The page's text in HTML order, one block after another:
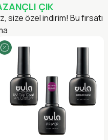
ÇIK
size özel indirim! Bu fırsatı